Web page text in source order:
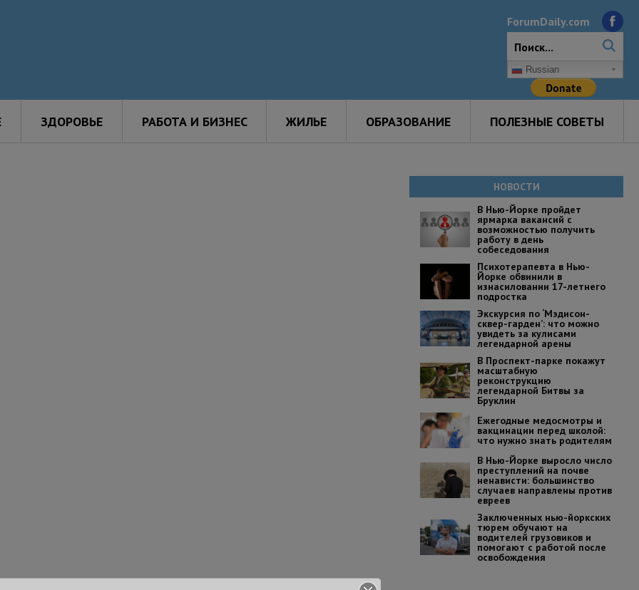
ForumDaily.com
Russian
ЗДОРОВЬЕ РАБОТА И БИЗНЕС ЖИЛЬЕ ОБРАЗОВАНИЕ ПОЛЕЗНЫЕ СОВЕТЫ
НОВОСТИ
В Нью-Йорке пройдет
ярмарка вакансий с
возможностью получить
работу в день
собеседования
Психотерапевта в Нью-
Йорке обвинили в
изнасиловании 17-летнего
подростка
Экскурсия по ‘Мэдисон-
сквер-гарден’: что можно
увидеть за кулисами
легендарной арены
В Проспект-парке покажут
масштабную
реконструкцию
легендарной Битвы за
Бруклин
Ежегодные медосмотры и
вакцинации перед школой:
что нужно знать родителям
В Нью-Йорке выросло число
преступлений на почве
ненависти: большинство
случаев направлены против
евреев
Заключенных нью-йоркских
тюрем обучают на
водителей грузовиков и
помогают с работой после
освобождения